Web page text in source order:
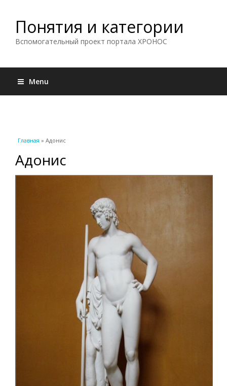
Понятия и категории
Вспомогательный проект портала ХРОНОС
Menu
Вы здесь
Главная » Адонис
Адонис